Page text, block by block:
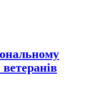
ветеранів